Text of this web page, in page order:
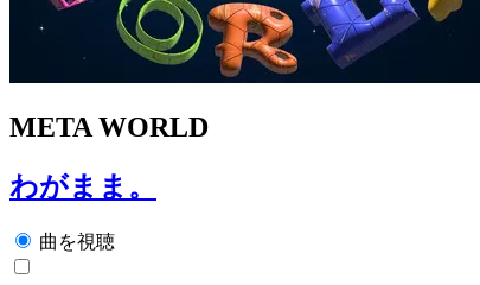
META WORLD
わがまま。
曲を視聴